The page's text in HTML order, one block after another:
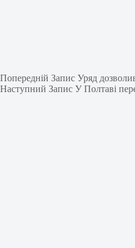
Попередній Запис Уряд
Наступний Запис У Полтаві